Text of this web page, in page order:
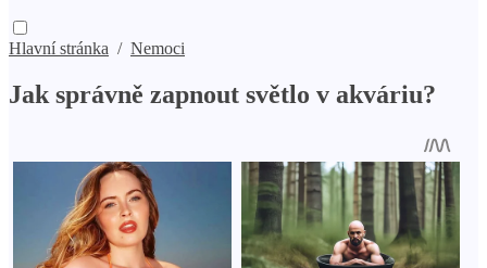
Hlavní stránka / Nemoci
Jak správně zapnout světlo v akváriu?